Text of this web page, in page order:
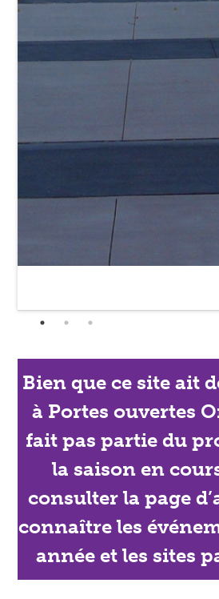
Bien que ce site ait
à Portes ouvertes
fait pas partie du
la saison en
consulter la page
connaître les
année et les sites